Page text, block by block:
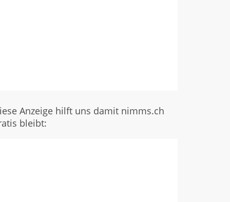
Anzeige hilft uns damit nimms.ch
bleibt: